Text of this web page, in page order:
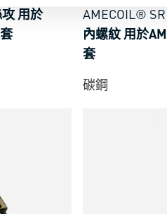
用於
AMECOIL® SR
內螺紋 用於
套
碳鋼